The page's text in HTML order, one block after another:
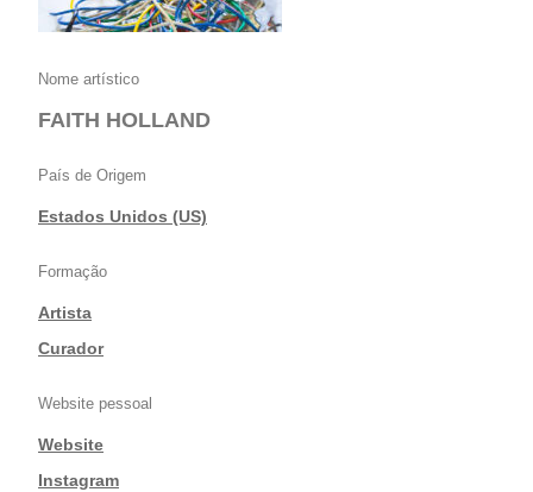
Nome artístico
FAITH HOLLAND
País de Origem
Estados Unidos (US)
Formação
Artista
|Curador
Website pessoal
Website
|Instagram